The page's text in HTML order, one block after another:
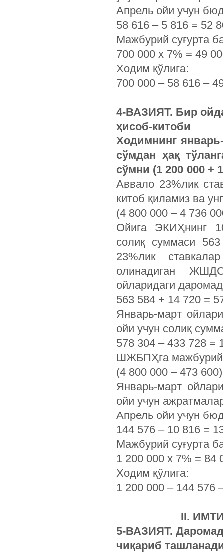
Апрель ойи учун
58 616 – 5 816 = 52
Мажбурий суғурта
700 000 х 7% = 49
Ходим қўлига:
700 000 – 58 616 –
4-ВАЗИЯТ. Бир
ҳисоб-китоби
Ходимнинг
сўмдан ҳақ
сўмни (1 200 000 +
Аввало 23%лик
китоб қиламиз ва
(4 800 000 – 4 736
Ойига ЭКИҲнинг
солиқ суммаси
23%лик
олинадиган
ойларидаги
563 584 + 14 720 =
Январь-март
ойи учун солиқ
578 304 – 433 728 =
ШЖБПҲга мажбурий
(4 800 000 – 473
Январь-март
ойи учун
Апрель ойи учун
144 576 – 10 816 =
Мажбурий суғурта
1 200 000 х 7% = 84
Ходим қўлига:
1 200 000 – 144 576
II.
5-ВАЗИЯТ.
чиқариб